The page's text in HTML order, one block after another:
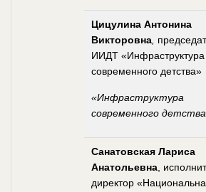
Цицулина Антонина
Викторовна,
ИИДТ «Инфраструктура
современного детства»
«Инфраструктура
современного
Санатовская Лариса
Анатольевна,
директор